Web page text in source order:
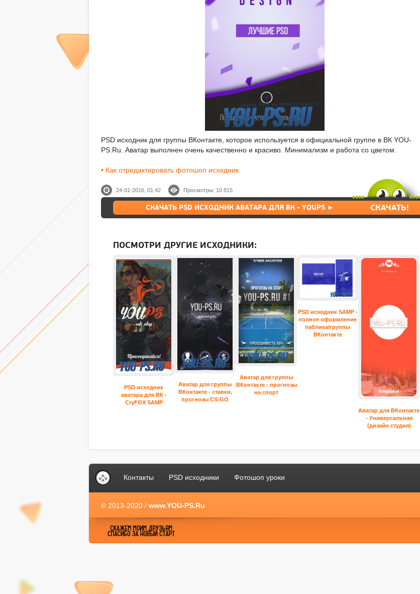
PSD исходник для группы ВКонтакте, которое используется в официальной группе в ВК YOU-
PS.Ru. Аватар выполнен очень качественно и красиво. Минимализм и работа со цветом.
• Как отредактировать фотошоп исходник
24-01-2016, 01:42 Просмотры: 10 815
СКАЧАТЬ PSD ИСХОДНИК АВАТАРА ДЛЯ ВК - YOUPS ► СКАЧАТЬ!
(0_0)
ПОСМОТРИ ДРУГИЕ ИСХОДНИКИ:
PSD исходник
аватара для ВК -
CryFOX SAMP
Аватар для группы
ВКонтакте - ставки,
прогнозы CS:GO
Аватар для группы
ВКонтакте - прогнозы
на спорт
PSD исходник SAMP -
полное оформление
паблика/группы
ВКонтакте
Аватар для ВКонтакте
- Универсальная
(дизайн студия)
Контакты PSD исходники Фотошоп уроки
© 2013-2020 / www.YOU-PS.Ru
YOU-PS.Ru